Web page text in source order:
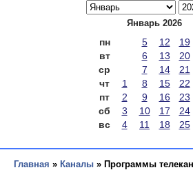
Январь 2026
пн 5 12 19
вт
6 13 20
ср
7 14 21
чт
1 8 15 22
пт
2 9 16 23
сб
3 10 17 24
вс
4 11 18 25
Главная » Каналы » Программы